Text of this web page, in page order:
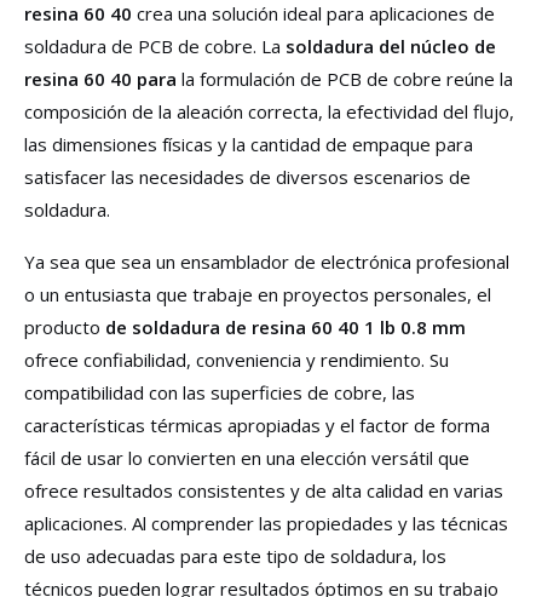
resina 60 40 crea una solución ideal para aplicaciones de
soldadura de PCB de cobre. La soldadura del núcleo de
resina 60 40 para la formulación de PCB de cobre reúne la
composición de la aleación correcta, la efectividad del flujo,
las dimensiones físicas y la cantidad de empaque para
satisfacer las necesidades de diversos escenarios de
soldadura.
Ya sea que sea un ensamblador de electrónica profesional
o un entusiasta que trabaje en proyectos personales, el
producto de soldadura de resina 60 40 1 lb 0.8 mm
ofrece confiabilidad, conveniencia y rendimiento. Su
compatibilidad con las superficies de cobre, las
características térmicas apropiadas y el factor de forma
fácil de usar lo convierten en una elección versátil que
ofrece resultados consistentes y de alta calidad en varias
aplicaciones. Al comprender las propiedades y las técnicas
de uso adecuadas para este tipo de soldadura, los
técnicos pueden lograr resultados óptimos en su trabajo